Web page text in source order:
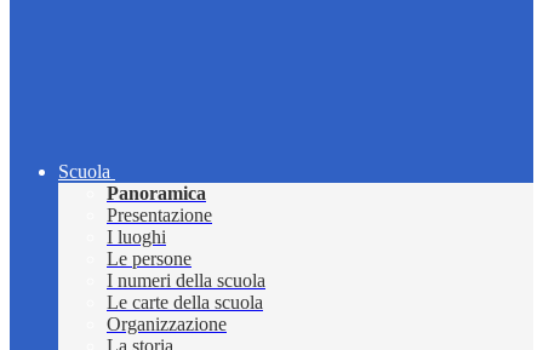
Scuola
Panoramica
Presentazione
I luoghi
Le persone
I numeri della scuola
Le carte della scuola
Organizzazione